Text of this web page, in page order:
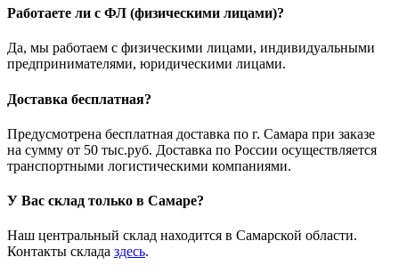
Работаете ли с ФЛ (физическими лицами)?
Да, мы работаем с физическими лицами, индивидуальными
предпринимателями, юридическими лицами.
Доставка бесплатная?
Предусмотрена бесплатная доставка по г. Самара при заказе
на сумму от 50 тыс.руб. Доставка по России осуществляется
транспортными логистическими компаниями.
У Вас склад только в Самаре?
Наш центральный склад находится в Самарской области.
Контакты склада здесь.